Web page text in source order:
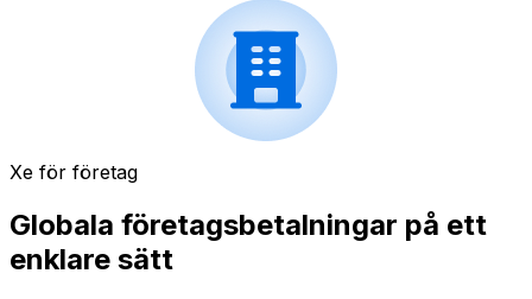
Xe för företag
Globala företagsbetalningar på ett
enklare sätt